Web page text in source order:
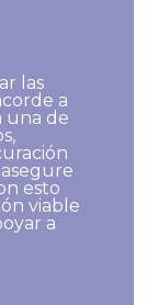
las
a
una de
esto
viable
a